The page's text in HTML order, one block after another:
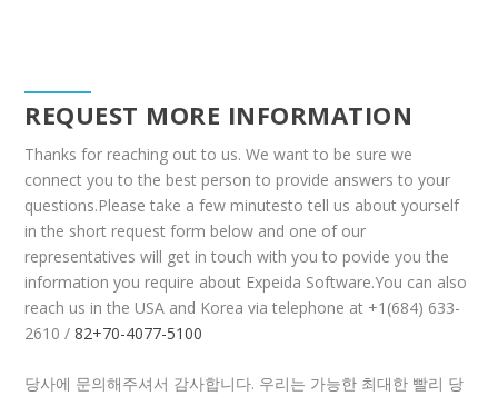
REQUEST MORE INFORMATION
Thanks for reaching out to us. We want to be sure we
connect you to the best person to provide answers to your
questions.Please take a few minutesto tell us about yourself
in the short request form below and one of our
representatives will get in touch with you to povide you the
information you require about Expeida Software.You can also
reach us in the USA and Korea via telephone at +1(684) 633-
2610 /82+70-4077-5100
당사에 문의해주셔서 감사합니다. 우리는 가능한 최대한 빨리 당